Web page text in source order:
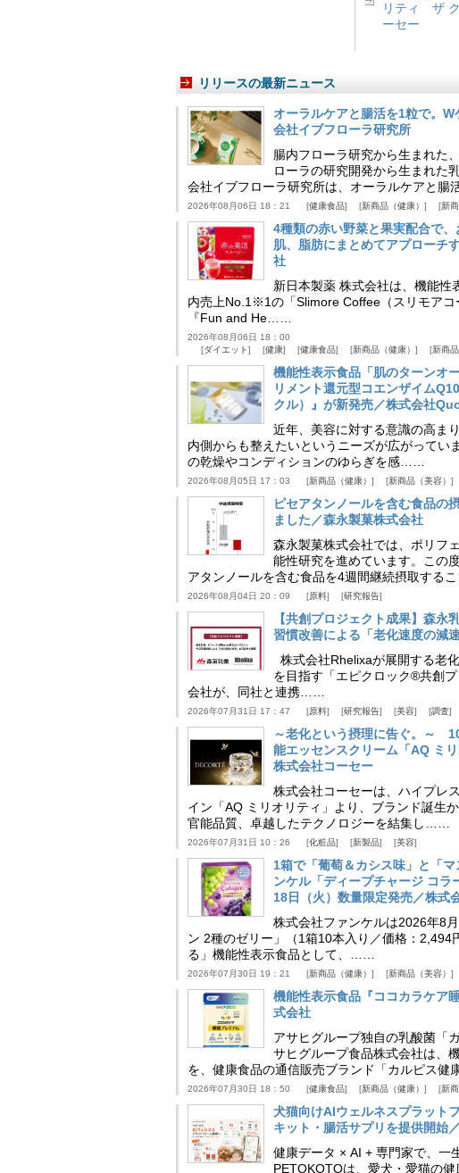
リティ ザ
ーセー
リリースの最新ニュース
オーラルケアと腸活を1粒で。
会社イブフローラ研究所
腸内フローラ研究から生まれた
ローラの研究開発から生まれた
会社イブフローラ研究所は、オーラルケアと腸
2026年08月06日 18：21 健康食品 新商品（健康） 新
4種類の赤い野菜と果実配合で、
肌、脂肪にまとめてアプローチ
社
新日本製薬 株式会社は、機能性
内売上No.1※1の「Slimore Coffee（スリモア
『Fun and He……
2026年08月06日 18：00
ダイエット
健康 健康食品 新商品（健康） 新商品
機能性表示食品「肌のターンオ
リメント還元型コエンザイム
クル）』が新発売／株式会社
近年、美容に対する意識の高ま
内側からも整えたいというニーズが広がって
の乾燥やコンディションのゆらぎを感……
2026年08月05日 17：03 新商品（健康） 新商品（美容）
ピセアタンノールを含む食品の
ました／森永製菓株式会社
森永製菓株式会社では、ポリフ
能性研究を進めています。この
アタンノールを含む食品を4週間継続摂取する
2026年08月04日 20：09 原料 研究報告
【共創プロジェクト成果】森
習慣改善による「老化速度の減
株式会社Rhelixaが展開する老
を目指す「エピクロック®共創
会社が、同社と連携……
2026年07月31日 17：47 原料 研究報告 美容 調査
～老化という摂理に告ぐ。～
能エッセンスクリーム「AQ ミ
株式会社コーセー
株式会社コーセーは、ハイプレ
イン「AQ ミリオリティ」より、ブランド誕生
官能品質、卓越したテクノロジーを結集し……
2026年07月31日 10：26 化粧品 新製品 美容
1箱で「葡萄＆カシス味」と「
ンケル「ディープチャージ コラ
18日（火）数量限定発売／株式
株式会社ファンケルは2026年8
ン 2種のゼリー」（1箱10本入り／価格：
る」機能性表示食品として、……
2026年07月30日 19：21 新商品（健康） 新商品（美容）
機能性表示食品『ココカラケア
式会社
アサヒグループ独自の乳酸菌「
サヒグループ食品株式会社は、
を、健康食品の通信販売ブランド「カルピス健
2026年07月30日 18：50 健康食品 新商品（健康） 新
犬猫向けAIウェルネスプラット
キット・腸活サプリを提供開始
健康データ × AI + 専門家で、一
PETOKOTOは、愛犬・愛猫の